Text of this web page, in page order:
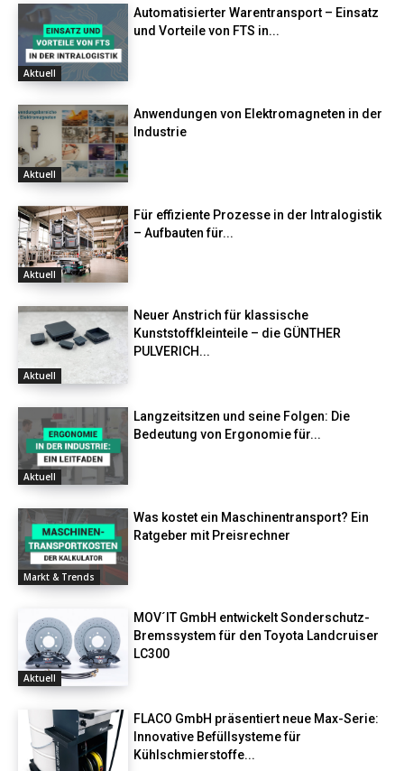
Aktuell
Automatisierter Warentransport – Einsatz
und Vorteile von FTS in...
Aktuell
Anwendungen von Elektromagneten in der
Industrie
Aktuell
Für effiziente Prozesse in der Intralogistik
– Aufbauten für...
Aktuell
Neuer Anstrich für klassische
Kunststoffkleinteile – die GÜNTHER
PULVERICH...
Aktuell
Langzeitsitzen und seine Folgen: Die
Bedeutung von Ergonomie für...
Markt & Trends
Was kostet ein Maschinentransport? Ein
Ratgeber mit Preisrechner
Aktuell
MOV´IT GmbH entwickelt Sonderschutz-
Bremssystem für den Toyota Landcruiser
LC300
FLACO GmbH präsentiert neue Max-Serie:
Innovative Befüllsysteme für
Kühlschmierstoffe...